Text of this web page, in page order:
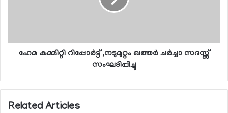
ഹേമ കമ്മിറ്റി റിപ്പോര്‍ട്ട് ,നടുമുറ്റം ഖത്തര്‍ ചര്‍ച്ചാ സദസ്സ്
സംഘടിപ്പിച്ചു
Related Articles